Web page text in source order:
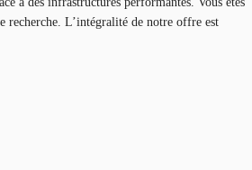
recherche. L’intégralité de notre offre est